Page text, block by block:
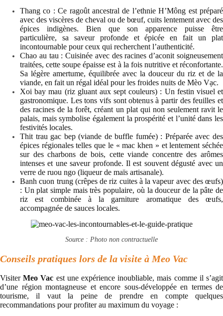
Thang co : Ce ragoût ancestral de l’ethnie H’Mông est préparé
avec des viscères de cheval ou de bœuf, cuits lentement avec des
épices indigènes. Bien que son apparence puisse être
particulière, sa saveur profonde et épicée en fait un plat
incontournable pour ceux qui recherchent l’authenticité.
Chao au tau : Cuisinée avec des racines d’aconit soigneusement
traitées, cette soupe épaisse est à la fois nutritive et réconfortante.
Sa légère amertume, équilibrée avec la douceur du riz et de la
viande, en fait un régal idéal pour les froides nuits de Mèo Vạc.
Xoi bay mau (riz gluant aux sept couleurs) : Un festin visuel et
gastronomique. Les tons vifs sont obtenus à partir des feuilles et
des racines de la forêt, créant un plat qui non seulement ravit le
palais, mais symbolise également la prospérité et l’unité dans les
festivités locales.
Thit trau gac bep (viande de buffle fumée) : Préparée avec des
épices régionales telles que le « mac khen » et lentement séchée
sur des charbons de bois, cette viande concentre des arômes
intenses et une saveur profonde. Il est souvent dégusté avec un
verre de ruou ngo (liqueur de maïs artisanale).
Banh cuon trung (crêpes de riz cuites à la vapeur avec des œufs)
: Un plat simple mais très populaire, où la douceur de la pâte de
riz est combinée à la garniture aromatique des œufs,
accompagnée de sauces locales.
Source : Photo non contractuelle
Conseils pratiques lors de la visite à Meo Vac
VisiterMeo Vac est une expérience inoubliable, mais comme il s’agit
d’une région montagneuse et encore sous-développée en termes de
tourisme, il vaut la peine de prendre en compte quelques
recommandations pour profiter au maximum du voyage :